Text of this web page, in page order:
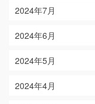
2024年7月
2024年6月
2024年5月
2024年4月